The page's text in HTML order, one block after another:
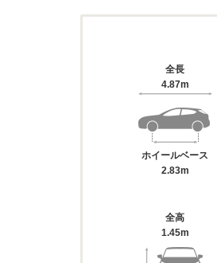
全長
4.87m
ホイールベース
2.83m
全高
1.45m